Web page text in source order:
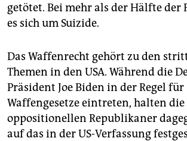
getötet. Bei mehr als der Hälfte der
es sich um Suizide.
Das Waffenrecht gehört zu den
Themen in den USA. Während die
Präsident Joe Biden in der Regel
Waffengesetze eintreten, halten die
oppositionellen Republikaner
auf das in der US-Verfassung